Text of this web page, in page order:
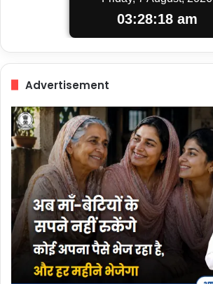
03:28:19 am
Advertisement